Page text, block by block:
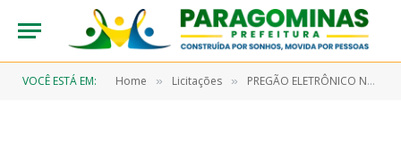
VOCÊ ESTÁ EM: Home » Licitações » PREGÃO ELETRÔNICO N° 9/2023-00011-SRP (AQUISIÇÃO DE PEÇAS DO TIPO MANGUEIRAS E TERMINAIS HIDRÁULICOS PARA SEREM UTILIZADAS NA MANUTENÇÃO DOS VEÍCULOS PESADOS E EQUIPAMENTOS PERTENCENTES A FROTA DA PREFEITURA MUNICIPAL DE PARAGOMINAS)